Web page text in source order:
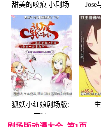
甜美的咬痕 小剧场 Jose
狐妖小红娘剧场版: